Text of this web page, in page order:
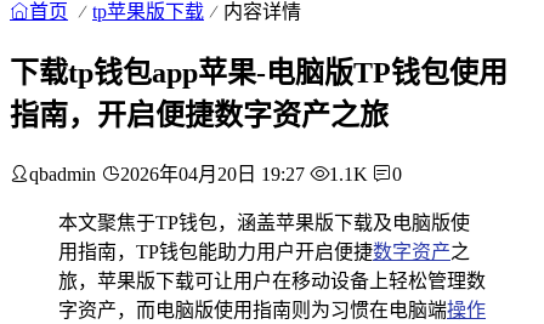
首页 tp苹果版下载 内容详情
下载tp钱包app苹果-电脑版TP钱包使用
指南，开启便捷数字资产之旅
qbadmin 2026年04月20日 19:27 1.1K 0
本文聚焦于TP钱包，涵盖苹果版下载及电脑版使
用指南，TP钱包能助力用户开启便捷数字资产之
旅，苹果版下载可让用户在移动设备上轻松管理数
字资产，而电脑版使用指南则为习惯在电脑端操作